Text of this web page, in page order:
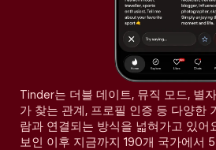
Tinder는 더블 데이트, 뮤직 모드, 별
가 찾는 관계, 프로필 인증 등 다양한
람과 연결되는 방식을 넓혀가고 있어
보인 이후 지금까지 190개 국가에서